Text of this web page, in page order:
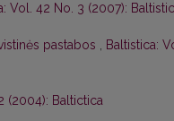
Vol. 42 No. 3 (2007):
pastabos , Baltistica:
(2004): Baltictica